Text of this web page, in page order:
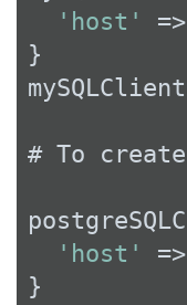
'host'
=>
}
# To
'host'
=>
}